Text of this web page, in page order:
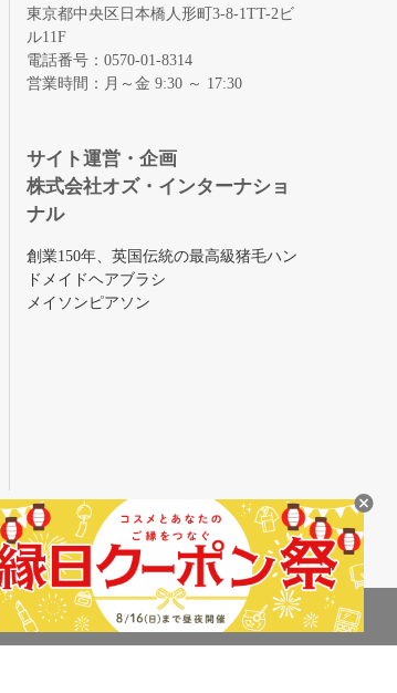
東京都中央区日本橋人形町3-8-1TT-2ビ
ル11F
電話番号：0570-01-8314
営業時間：月～金 9:30 ～ 17:30
サイト運営・企画
株式会社オズ・インターナショ
ナル
創業150年、英国伝統の最高級猪毛ハン
ドメイドヘアブラシ
メイソンピアソン
イトです。
り揃えています。
体制